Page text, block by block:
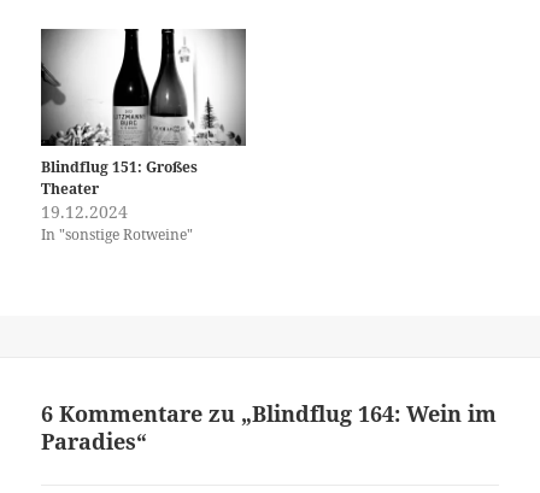
Blindflug 151: Großes
Theater
19.12.2024
In "sonstige Rotweine"
6 Kommentare zu „Blindflug 164: Wein im
Paradies“